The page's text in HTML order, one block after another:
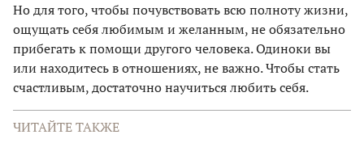
Но для того, чтобы почувствовать всю полноту жизни,
ощущать себя любимым и желанным, не обязательно
прибегать к помощи другого человека. Одиноки вы
или находитесь в отношениях, не важно. Чтобы стать
счастливым, достаточно научиться любить себя.
ЧИТАЙТЕ ТАКЖЕ